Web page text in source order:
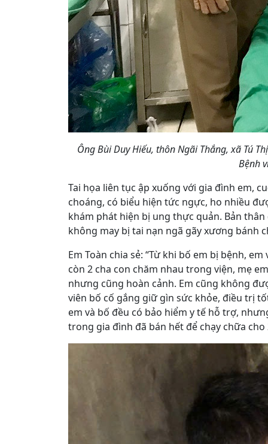
Ông Bùi Duy Hiếu, thôn Ngãi Thắng, xã Tú
Bệnh
Tai họa liên tục ập xuống với gia đình em,
choáng, có biểu hiện tức ngực, ho nhiều
khám phát hiện bị ung thực quản. Bản
không may bị tai nạn ngã gãy xương bánh
Em Toàn chia sẻ: “Từ khi bố em bị bệnh,
còn 2 cha con chăm nhau trong viện, mẹ
nhưng cũng hoàn cảnh. Em cũng không
viên bố cố gắng giữ gìn sức khỏe, điều trị
em và bố đều có bảo hiểm y tế hỗ trợ,
trong gia đình đã bán hết để chạy chữa cho